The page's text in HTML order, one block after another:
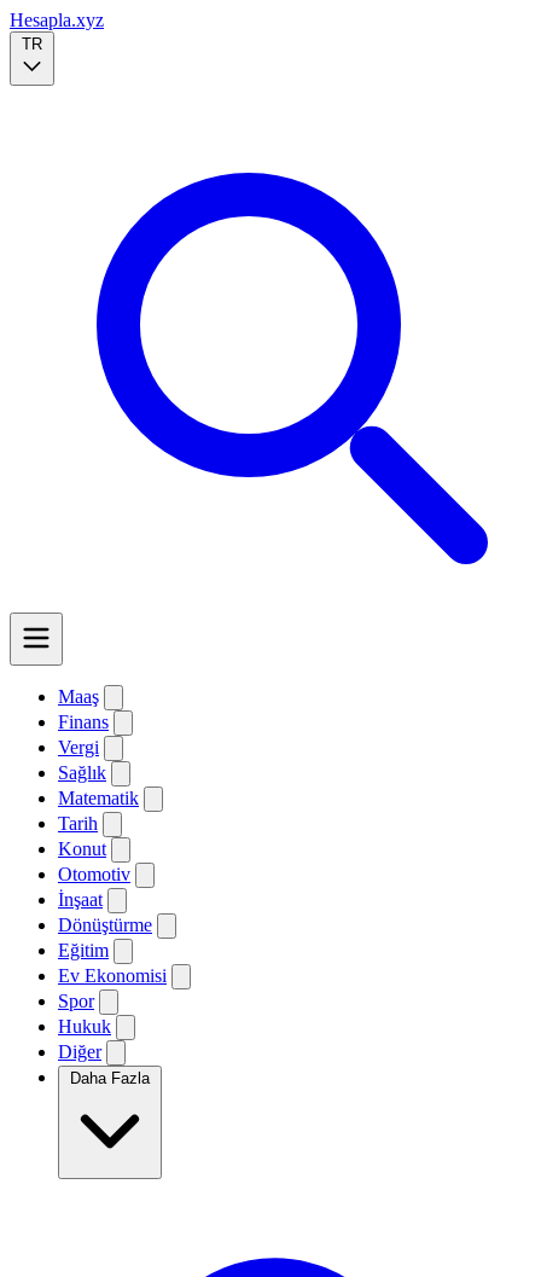
Hesapla.xyz
TR
Maaş
Finans
Vergi
Sağlık
Matematik
Tarih
Konut
Otomotiv
İnşaat
Dönüştürme
Eğitim
Ev Ekonomisi
Spor
Hukuk
Diğer
Daha Fazla